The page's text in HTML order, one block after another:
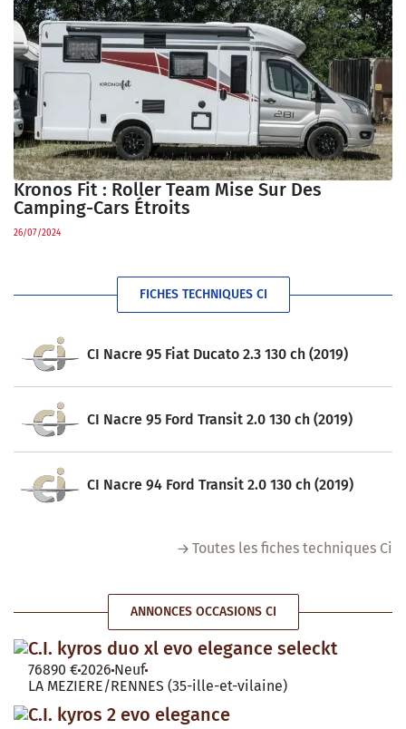
Kronos Fit : Roller Team Mise Sur Des
Camping-Cars Étroits
26/07/2024
FICHES TECHNIQUES CI
CI Nacre 95 Fiat Ducato 2.3 130 ch (2019)
CI Nacre 95 Ford Transit 2.0 130 ch (2019)
CI Nacre 94 Ford Transit 2.0 130 ch (2019)
Toutes les fiches techniques Ci
ANNONCES OCCASIONS CI
C.I. kyros duo xl evo elegance seleckt
76890 €2026 Neuf
LA MEZIERE/RENNES (35-ille-et-vilaine)
C.I. kyros 2 evo elegance